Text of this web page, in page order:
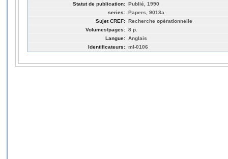
Statut de publication: Publié, 1990
series: Papers, 9013a
Sujet CREF: Recherche opérationnelle
Volumes/pages: 8 p.
Langue: Anglais
Identificateurs: ml-0106